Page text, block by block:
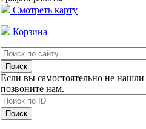
Смотреть карту
Корзина
Если вы самостоятельно не нашли
позвоните нам.